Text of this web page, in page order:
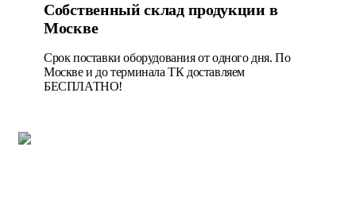
Собственный склад продукции в
Москве
Срок поставки оборудования от одного дня. По
Москве и до терминала ТК доставляем
БЕСПЛАТНО!